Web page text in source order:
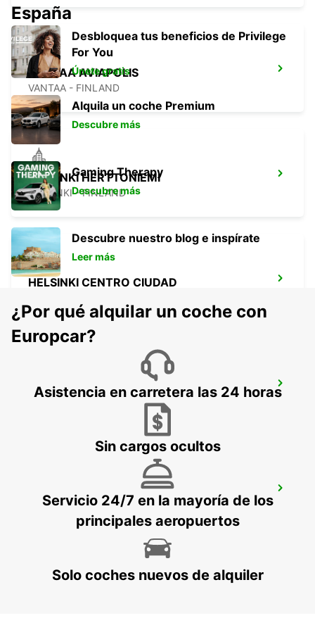
VANTAA AVIAPOLIS
VANTAA - FINLAND
HELSINKI HERTTONIEMI
HELSINKI - FINLAND
HELSINKI CENTRO CIUDAD
ESPOO
ESPOO VOLKSWAGEN CENTER
ESPOO - FINLAND
España
Desbloquea tus beneficios de Privilege
For You
Únete gratis
Alquila un coche Premium
Descubre más
Gaming Therapy
Descubre más
Descubre nuestro blog e inspírate
Leer más
¿Por qué alquilar un coche con
Europcar?
Asistencia en carretera las 24 horas
Sin cargos ocultos
Servicio 24/7 en la mayoría de los
principales aeropuertos
Solo coches nuevos de alquiler